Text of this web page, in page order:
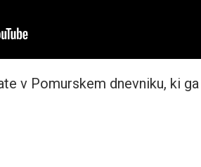
v Pomurskem dnevniku, ki